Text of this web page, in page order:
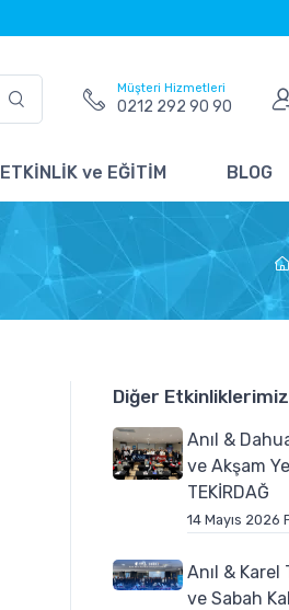
Müşteri Hizmetleri
0212 292 90 90
ETKİNLİK ve EĞİTİM BLOG
Diğer Etkinliklerimiz
Anıl &
ve Akşam
TEKİRDAĞ
14 Mayıs 2026
Anıl & Karel
ve Sabah